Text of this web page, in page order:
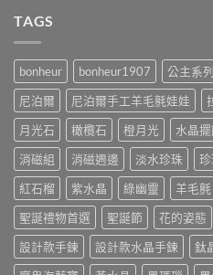
TAGS
bonheur bonheur1907 公主系列
尼泊爾
尼泊爾手工羊毛氈娃娃
月光石
橄欖石 橙月光 水晶
消磁組
消磁週邊 淡水珍珠
紅石榴
紫水晶 綠幽靈 羊毛氈
聖誕禮物首選
聖誕節 花的姿態
設計款手鍊
設計款水晶手鍊 鈦